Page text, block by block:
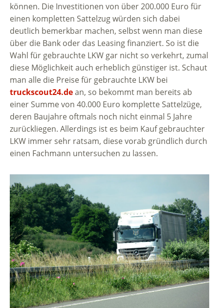
können. Die Investitionen von über 200.000 Euro für
einen kompletten Sattelzug würden sich dabei
deutlich bemerkbar machen, selbst wenn man diese
über die Bank oder das Leasing finanziert. So ist die
Wahl für gebrauchte LKW gar nicht so verkehrt, zumal
diese Möglichkeit auch erheblich günstiger ist. Schaut
man alle die Preise für gebrauchte LKW bei
truckscout24.dean, so bekommt man bereits ab
einer Summe von 40.000 Euro komplette Sattelzüge,
deren Baujahre oftmals noch nicht einmal 5 Jahre
zurückliegen. Allerdings ist es beim Kauf gebrauchter
LKW immer sehr ratsam, diese vorab gründlich durch
einen Fachmann untersuchen zu lassen.